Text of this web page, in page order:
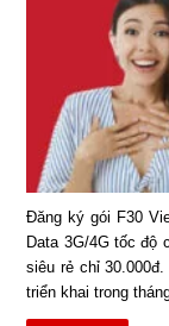
Đăng ký gói F30
Data 3G/4G tốc
siêu rẻ chỉ
triển khai trong